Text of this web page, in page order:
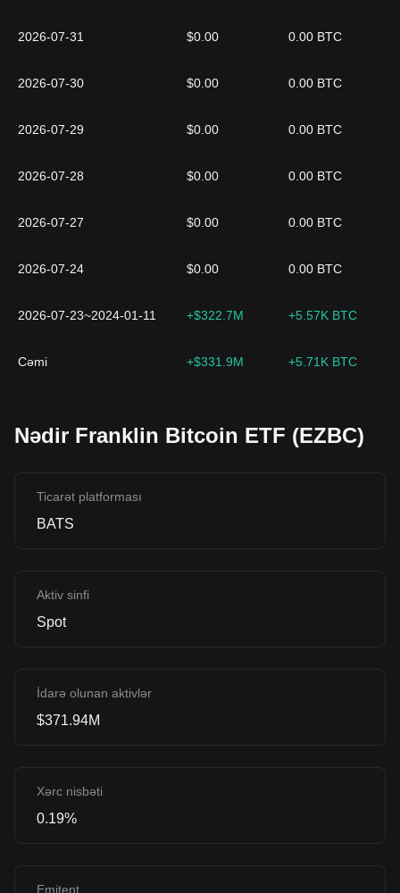
2026-07-31 $0.00 0.00 BTC
2026-07-30 $0.00 0.00 BTC
2026-07-29 $0.00 0.00 BTC
2026-07-28 $0.00 0.00 BTC
2026-07-27 $0.00 0.00 BTC
2026-07-24 $0.00 0.00 BTC
2026-07-23~2024-01-11 +$322.7M +5.57K BTC
Cəmi +$331.9M +5.71K BTC
Nədir Franklin Bitcoin ETF (EZBC)
Ticarət platforması
BATS
Aktiv sinfi
Spot
İdarə olunan aktivlər
$371.94M
Xərc nisbəti
0.19%
Emitent